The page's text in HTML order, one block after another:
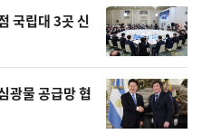
국립대 3곳 신
광물 공급망 협